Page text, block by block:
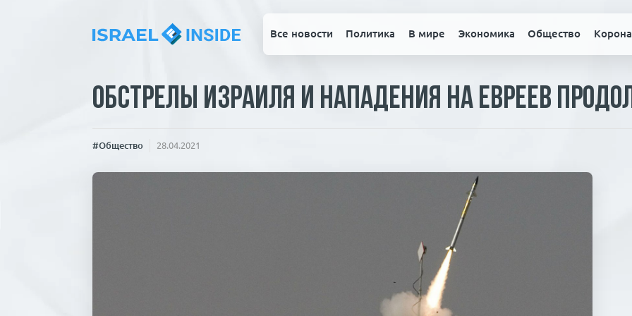
Все новости Политика В мире Экономика Общество
Обстрелы Израиля и нападения на евреев
#Общество 28.04.2021